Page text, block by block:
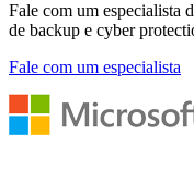
Fale com um especialista
de backup e cyber
Fale com um especialista